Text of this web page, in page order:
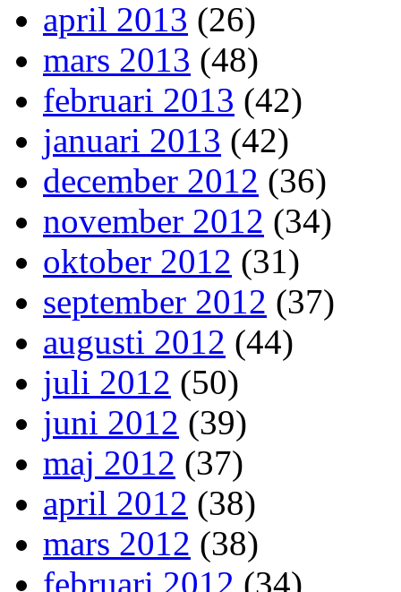
april 2013 (26)
mars 2013 (48)
februari 2013 (42)
januari 2013 (42)
december 2012 (36)
november 2012 (34)
oktober 2012 (31)
september 2012 (37)
augusti 2012 (44)
juli 2012 (50)
juni 2012 (39)
maj 2012 (37)
april 2012 (38)
mars 2012 (38)
februari 2012 (34)